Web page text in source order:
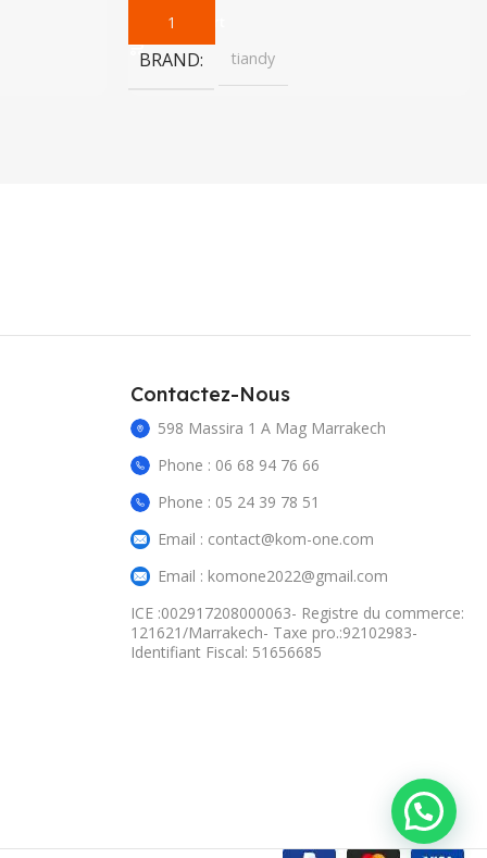
Add To Cart
BRAND tiandy
Contactez-Nous
598 Massira 1 A Mag Marrakech
Phone : 06 68 94 76 66
Phone : 05 24 39 78 51
Email : contact@kom-one.com
Email : komone2022@gmail.com
ICE :002917208000063- Registre du commerce:
121621/Marrakech- Taxe pro.:92102983-
Identifiant Fiscal: 51656685